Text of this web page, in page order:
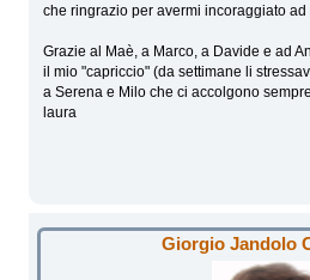
che ringrazio per avermi incoraggiato
Grazie al Maè, a Marco, a Davide e ad
il mio "capriccio" (da settimane li
a Serena e Milo che ci accolgono
laura
Giorgio Jandolo